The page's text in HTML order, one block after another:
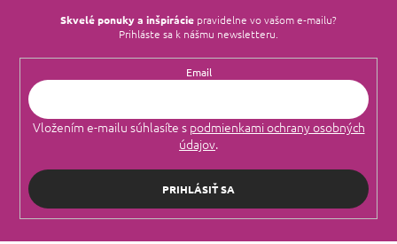
Skvelé ponuky a inšpirácie pravidelne vo vašom e‑mailu?
Prihláste sa k nášmu newsletteru.
Email
Vložením e-mailu súhlasíte s podmienkami ochrany osobných
údajov.
PRIHLÁSIŤ SA